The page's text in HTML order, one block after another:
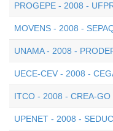
PROGEPE - 2008 -
MOVENS - 2008 -
UNAMA - 2008 -
UECE-CEV - 2008 -
ITCO - 2008 - CREA-
UPENET - 2008 -